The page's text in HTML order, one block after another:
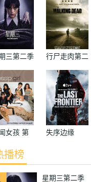
柯松
钱德拉·威尔森
三第二季
行尸走肉第二
季
女孩 第
失序边缘
播榜
星期三第二季